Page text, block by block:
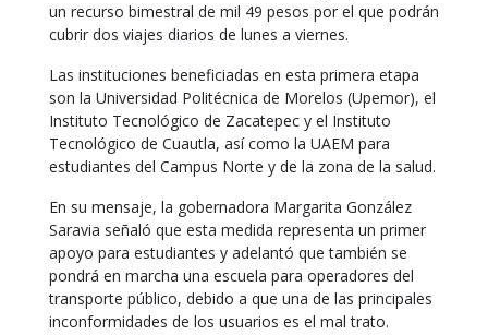
un recurso bimestral de mil 49 pesos por el que podrán
cubrir dos viajes diarios de lunes a viernes.
Las instituciones beneficiadas en esta primera etapa
son la Universidad Politécnica de Morelos (Upemor), el
Instituto Tecnológico de Zacatepec y el Instituto
Tecnológico de Cuautla, así como la UAEM para
estudiantes del Campus Norte y de la zona de la salud.
En su mensaje, la gobernadora Margarita González
Saravia señaló que esta medida representa un primer
apoyo para estudiantes y adelantó que también se
pondrá en marcha una escuela para operadores del
transporte público, debido a que una de las principales
inconformidades de los usuarios es el mal trato.